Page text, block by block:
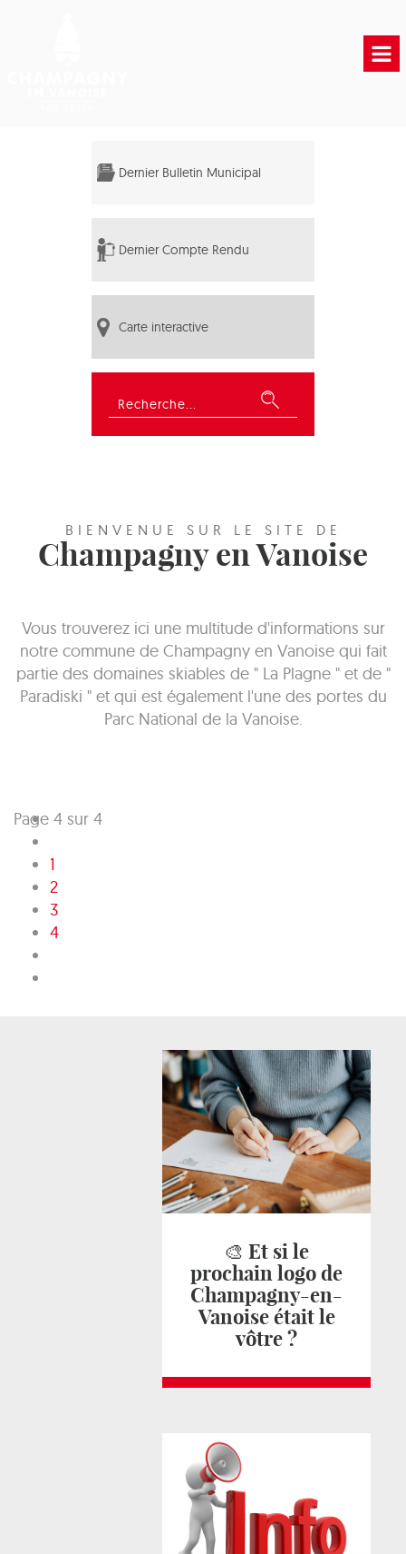
Dernier Bulletin Municipal
Dernier Compte Rendu
Carte interactive
Rechercher
BIENVENUE SUR LE SITE DE
Champagny en Vanoise
Vous trouverez ici une multitude d'informations sur
notre commune de Champagny en Vanoise qui fait
partie des domaines skiables de " La Plagne " et de "
Paradiski " et qui est également l'une des portes du
Parc National de la Vanoise.
Page 4 sur 4
1
2
3
4
🎨 Et si le
prochain logo de
Champagny-en-
Vanoise était le
vôtre ?